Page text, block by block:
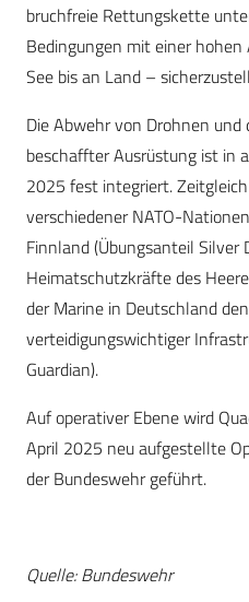
bruchfreie Rettungskette
Bedingungen mit einer
See bis an Land –
Die Abwehr von Drohnen und
beschaffter Ausrüstung ist in
2025 fest integriert.
verschiedener NATO-
Finnland (Übungsanteil Silver
Heimatschutzkräfte des
der Marine in Deutschland
verteidigungswichtiger
Guardian).
Auf operativer Ebene wird
April 2025 neu aufgestellte
der Bundeswehr geführt.
Quelle: Bundeswehr